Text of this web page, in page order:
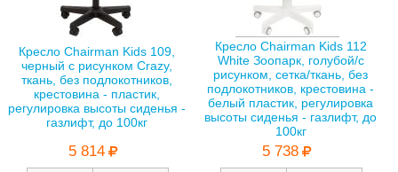
Кресло Chairman Kids 109,
черный с рисунком Crazy,
ткань, без подлокотников,
крестовина - пластик,
регулировка высоты сиденья -
газлифт, до 100кг
5 814
Кресло Chairman Kids 112
White Зоопарк, голубой/с
рисунком, сетка/ткань, без
подлокотников, крестовина -
белый пластик, регулировка
высоты сиденья - газлифт, до
100кг
5 738